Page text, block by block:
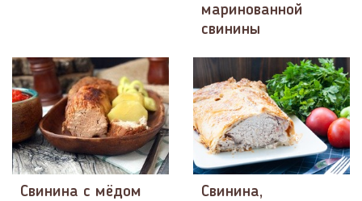
маринованной
свинины
Свинина с мёдом
Свинина,